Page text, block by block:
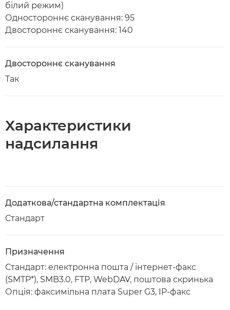
білий режим)
Одностороннє сканування: 95
Двостороннє сканування: 140
Двостороннє сканування
Так
Характеристики
надсилання
Додаткова/стандартна комплектація
Стандарт
Призначення
Стандарт: електронна пошта / інтернет-факс
(SMTP*), SMB3.0, FTP, WebDAV, поштова скринька
Опція: факсимільна плата Super G3, IP-факс